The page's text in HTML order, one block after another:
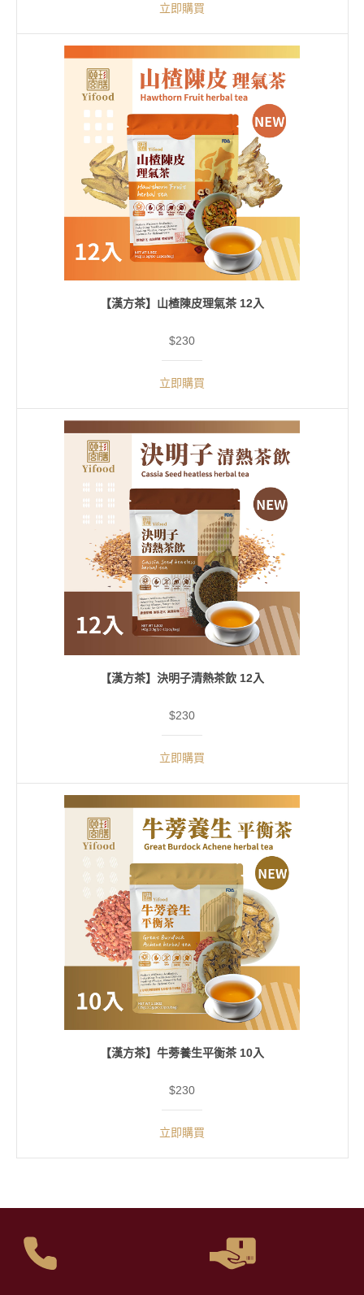
立即購買
【漢方茶】山楂陳皮理氣茶 12入
$230
立即購買
【漢方茶】決明子清熱茶飲 12入
$230
立即購買
【漢方茶】牛蒡養生平衡茶 10入
$230
立即購買